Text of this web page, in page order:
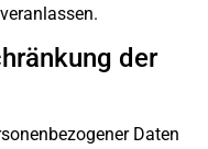
der
Daten